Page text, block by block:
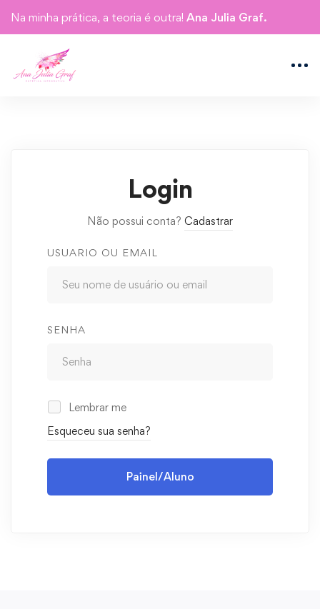
Na minha prática, a teoria é outra! Ana Julia Graf.
Login
Não possui conta? Cadastrar
USUARIO OU EMAIL
SENHA
Lembrar me
Esqueceu sua senha?
Painel/Aluno